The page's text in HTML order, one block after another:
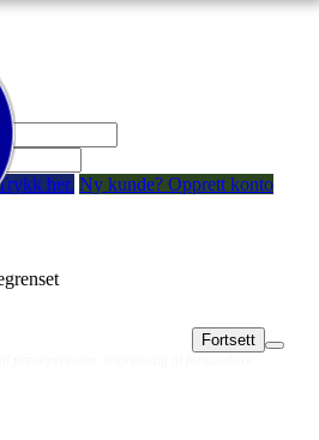
Kurs & Guiding
her. Ny kunde? Opprett konto
Fortsett